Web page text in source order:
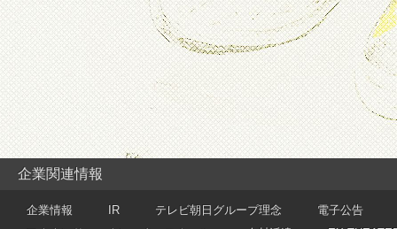
企業関連情報
企業情報 IR テレビ朝日グループ理念
電子公告